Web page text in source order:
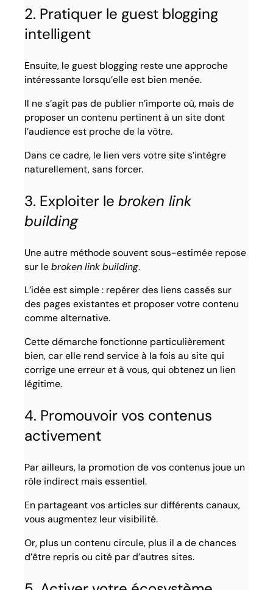
2. Pratiquer le guest blogging
intelligent
Ensuite, le guest blogging reste une approche
intéressante lorsqu’elle est bien menée.
Il ne s’agit pas de publier n’importe où, mais de
proposer un contenu pertinent à un site dont
l’audience est proche de la vôtre.
Dans ce cadre, le lien vers votre site s’intègre
naturellement, sans forcer.
3. Exploiter lebroken link
building
Une autre méthode souvent sous-estimée repose
sur lebroken link building.
L’idée est simple : repérer des liens cassés sur
des pages existantes et proposer votre contenu
comme alternative.
Cette démarche fonctionne particulièrement
bien, car elle rend service à la fois au site qui
corrige une erreur et à vous, qui obtenez un lien
légitime.
4. Promouvoir vos contenus
activement
Par ailleurs, la promotion de vos contenus joue un
rôle indirect mais essentiel.
En partageant vos articles sur différents canaux,
vous augmentez leur visibilité.
Or, plus un contenu circule, plus il a de chances
d’être repris ou cité par d’autres sites.